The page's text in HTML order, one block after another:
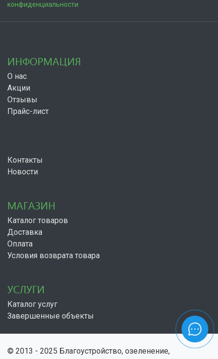
конфиденциальности
ИНФОРМАЦИЯ
О нас
Акции
Отзывы
Прайс-лист
Контакты
Новости
МАГАЗИН
Каталог товаров
Доставка
Оплата
Условия возврата товара
УСЛУГИ
Каталог услуг
Завершенные объекты
© 2013 - 2025 Благоустройство, озеленение,